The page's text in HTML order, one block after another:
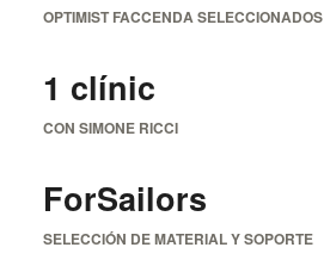
OPTIMIST FACCENDA SELECCIONADOS
1 clínic
CON SIMONE RICCI
ForSailors
SELECCIÓN DE MATERIAL Y SOPORTE